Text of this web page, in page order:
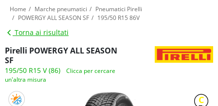
Home Marche pneumatici
Pneumatici Pirelli
POWERGY ALL SEASON SF
195/50 R15 86V
Torna ai risultati
Pirelli POWERGY ALL SEASON
SF
195/50 R15 V (86)
Clicca per cercare
un'altra misura
C